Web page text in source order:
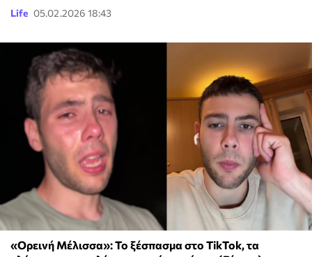
Life 05.02.2026 18:43
«Ορεινή Μέλισσα»: Το ξέσπασμα στο TikTok, τα